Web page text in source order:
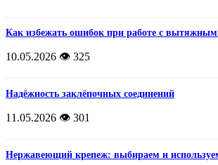
Как избежать ошибок при работе с
10.05.2026 👁️ 325
Надёжность заклёпочных соединений
11.05.2026 👁️ 301
Нержавеющий крепеж: выбираем и